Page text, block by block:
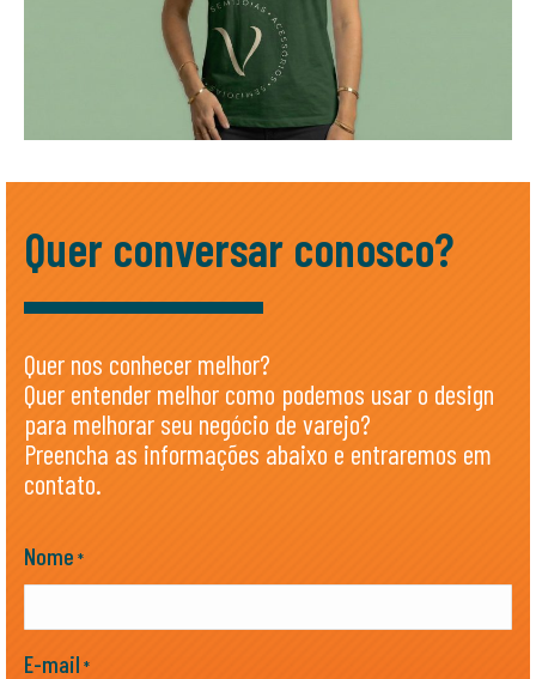
Quer conversar conosco?
Quer nos conhecer melhor?
Quer entender melhor como podemos usar o design
para melhorar seu negócio de varejo?
Preencha as informações abaixo e entraremos em
contato.
Nome *
E-mail *